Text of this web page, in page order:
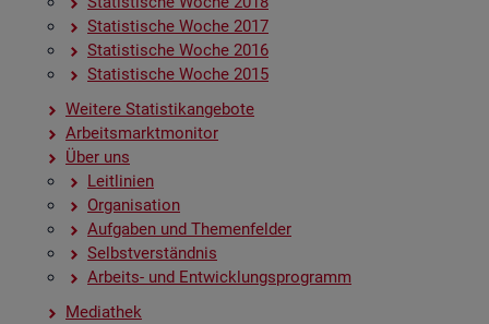
Sta­tis­ti­sche Woche 2017
Sta­tis­ti­sche Woche 2016
Sta­tis­ti­sche Woche 2015
Wei­te­re Sta­tis­tik­an­ge­bo­te
Ar­beits­markt­mo­ni­tor
Über uns
Leit­li­ni­en
Or­ga­ni­sa­ti­on
Auf­ga­ben und The­men­fel­der
Selbst­ver­ständ­nis
Ar­beits- und Ent­wick­lungs­pro­gramm
Me­dia­thek